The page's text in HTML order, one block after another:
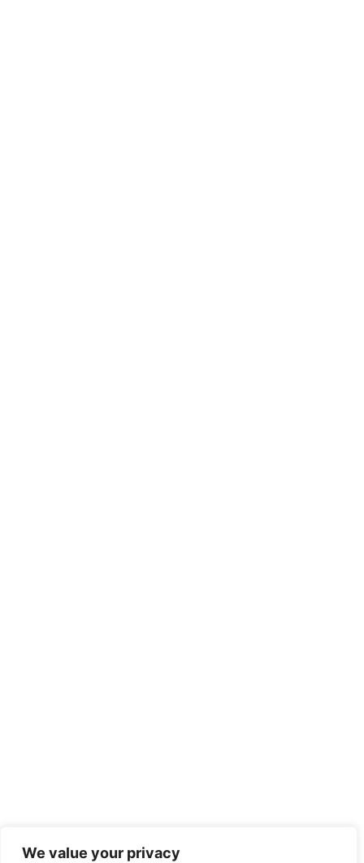
We value your privacy